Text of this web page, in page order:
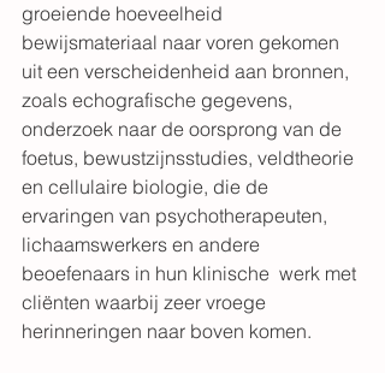
groeiende hoeveelheid
bewijsmateriaal naar voren gekomen
uit een verscheidenheid aan bronnen,
zoals echografische gegevens,
onderzoek naar de oorsprong van de
foetus, bewustzijnsstudies, veldtheorie
en cellulaire biologie, die de
ervaringen van psychotherapeuten,
lichaamswerkers en andere
beoefenaars in hun klinische  werk met
cliënten waarbij zeer vroege
herinneringen naar boven komen.